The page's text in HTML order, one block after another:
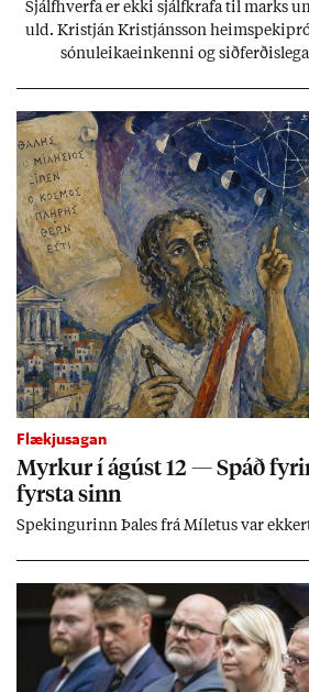
Sjálf­hverfa er ekki sjálf­krafa til marks
uld. Kristján Kristjáns­son
sónu­leika­ein­kenni og
Flækjusagan
Myrk­ur í ág­úst 12 — Spáð
fyrsta sinn
Spek­ing­ur­inn Þa­les frá Míletus var